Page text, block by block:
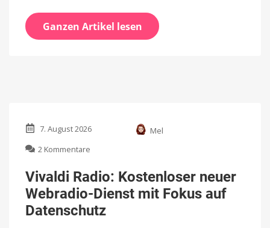
Ganzen Artikel lesen
7. August 2026
Mel
2 Kommentare
Radio:
Kostenloser
neuer
Webradio-
Dienst
Vivaldi Radio: Kostenloser neuer
Webradio-Dienst mit Fokus auf
Datenschutz